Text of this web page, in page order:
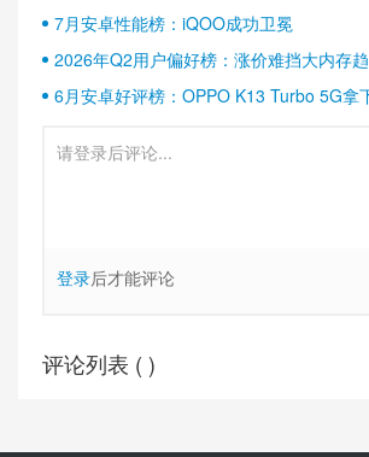
7月安卓性能榜：iQOO成功卫冕
2026年Q2用户偏好榜：涨价难挡大内存
6月安卓好评榜：OPPO K13 Turbo 5G拿
登录后才能评论
评论列表 ( )